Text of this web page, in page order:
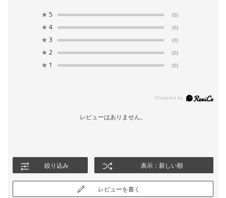
★ 5 (0)
★ 4 (0)
★ 3 (0)
★ 2 (0)
★ 1 (0)
レビューはありません。
絞り込み 表示：新しい順
レビューを書く